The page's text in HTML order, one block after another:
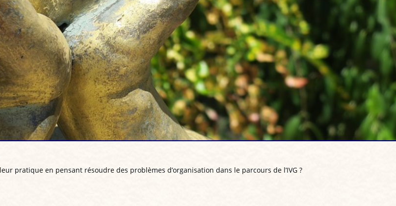
pratique en pensant résoudre des problèmes d’organisation dans le parcours de l’IVG ?